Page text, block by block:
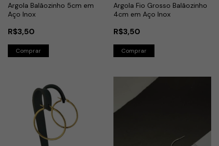
Argola Balãozinho 5cm em
Aço Inox
R$3,50
Argola Fio Grosso Balãozinho
4cm em Aço Inox
R$3,50